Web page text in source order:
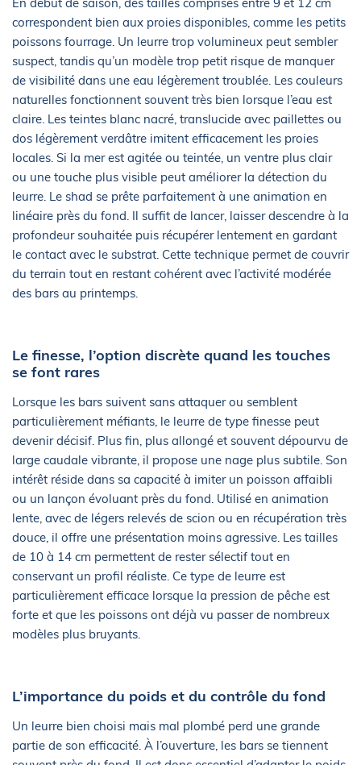
En début de saison, des tailles comprises entre 9 et 12 cm
correspondent bien aux proies disponibles, comme les petits
poissons fourrage. Un leurre trop volumineux peut sembler
suspect, tandis qu’un modèle trop petit risque de manquer
de visibilité dans une eau légèrement troublée. Les couleurs
naturelles fonctionnent souvent très bien lorsque l’eau est
claire. Les teintes blanc nacré, translucide avec paillettes ou
dos légèrement verdâtre imitent efficacement les proies
locales. Si la mer est agitée ou teintée, un ventre plus clair
ou une touche plus visible peut améliorer la détection du
leurre. Le shad se prête parfaitement à une animation en
linéaire près du fond. Il suffit de lancer, laisser descendre à la
profondeur souhaitée puis récupérer lentement en gardant
le contact avec le substrat. Cette technique permet de couvrir
du terrain tout en restant cohérent avec l’activité modérée
des bars au printemps.
Le finesse, l’option discrète quand les touches
se font rares
Lorsque les bars suivent sans attaquer ou semblent
particulièrement méfiants, le leurre de type finesse peut
devenir décisif. Plus fin, plus allongé et souvent dépourvu de
large caudale vibrante, il propose une nage plus subtile. Son
intérêt réside dans sa capacité à imiter un poisson affaibli
ou un lançon évoluant près du fond. Utilisé en animation
lente, avec de légers relevés de scion ou en récupération très
douce, il offre une présentation moins agressive. Les tailles
de 10 à 14 cm permettent de rester sélectif tout en
conservant un profil réaliste. Ce type de leurre est
particulièrement efficace lorsque la pression de pêche est
forte et que les poissons ont déjà vu passer de nombreux
modèles plus bruyants.
L’importance du poids et du contrôle du fond
Un leurre bien choisi mais mal plombé perd une grande
partie de son efficacité. À l’ouverture, les bars se tiennent